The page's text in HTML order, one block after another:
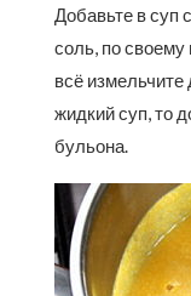
Добавьте в суп
соль, по своему
всё
жидкий суп, то
бульона.